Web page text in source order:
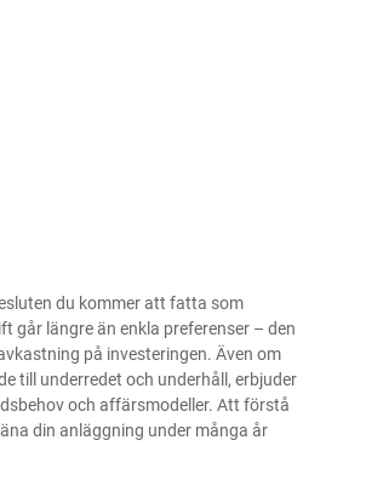
du kommer att fatta som
går längre än enkla preferenser – den
på investeringen. Även om
till underredet och underhåll, erbjuder
och affärsmodeller. Att förstå
din anläggning under många år